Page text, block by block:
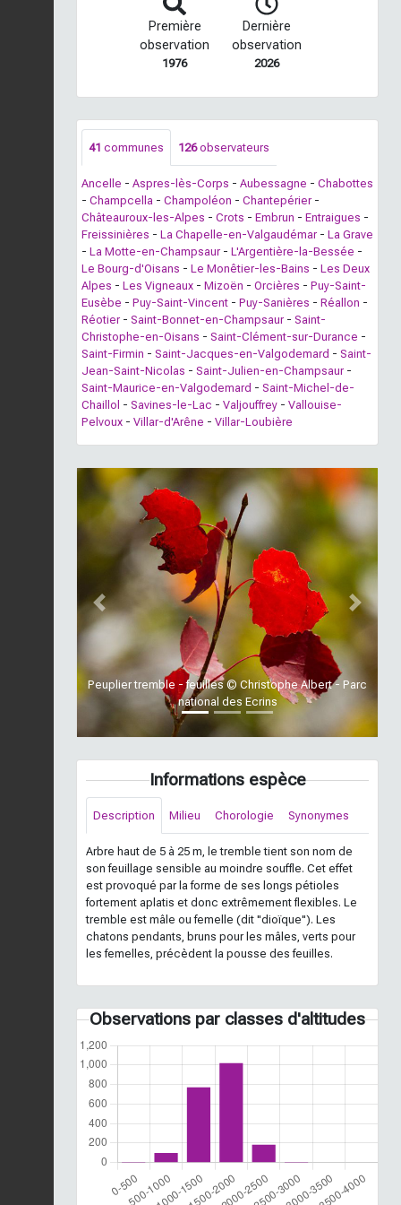
Première
observation
1976
Dernière
observation
2026
41 communes 126observateurs
Ancelle - Aspres-lès-Corps - Aubessagne - Chabottes
- Champcella - Champoléon - Chantepérier -
Châteauroux-les-Alpes - Crots - Embrun - Entraigues -
Freissinières - La Chapelle-en-Valgaudémar - La Grave
- La Motte-en-Champsaur - L'Argentière-la-Bessée -
Le Bourg-d'Oisans - Le Monêtier-les-Bains - Les Deux
Alpes - Les Vigneaux - Mizoën - Orcières - Puy-Saint-
Eusèbe - Puy-Saint-Vincent - Puy-Sanières - Réallon -
Réotier - Saint-Bonnet-en-Champsaur - Saint-
Christophe-en-Oisans - Saint-Clément-sur-Durance -
Saint-Firmin - Saint-Jacques-en-Valgodemard - Saint-
Jean-Saint-Nicolas - Saint-Julien-en-Champsaur -
Saint-Maurice-en-Valgodemard - Saint-Michel-de-
Chaillol - Savines-le-Lac - Valjouffrey - Vallouise-
Pelvoux - Villar-d'Arêne - Villar-Loubière
Peuplier tremble - feuilles © Christophe Albert - Parc
national des Ecrins
Previous Next
Informations espèce
Description Milieu Chorologie Synonymes
Arbre haut de 5 à 25 m, le tremble tient son nom de
son feuillage sensible au moindre souffle. Cet effet
est provoqué par la forme de ses longs pétioles
fortement aplatis et donc extrêmement flexibles. Le
tremble est mâle ou femelle (dit "dioïque"). Les
chatons pendants, bruns pour les mâles, verts pour
les femelles, précèdent la pousse des feuilles.
Observations par classes d'altitudes